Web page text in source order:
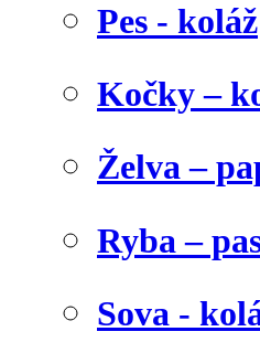
Pes - koláž
Kočky –
Želva –
Ryba –
Sova -